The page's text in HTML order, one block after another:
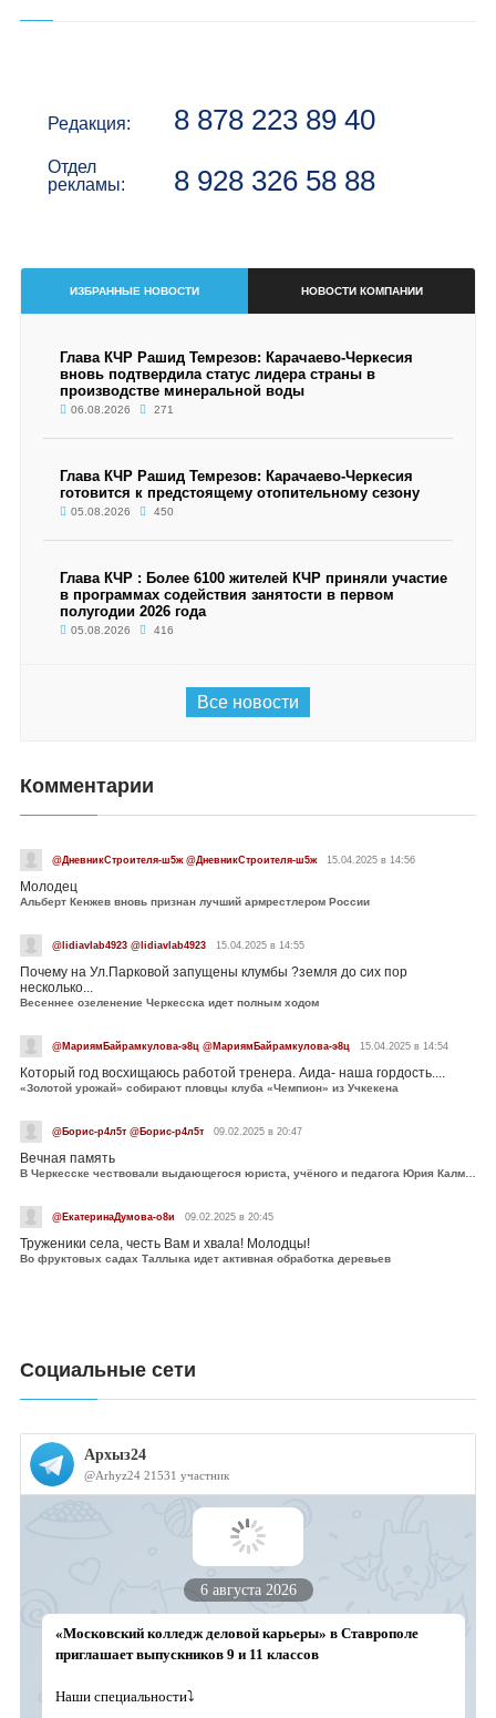
Редакция: 8 878 223 89 40
Отдел
рекламы:
8 928 326 58 88
ИЗБРАННЫЕ НОВОСТИ НОВОСТИ КОМПАНИИ
Глава КЧР Рашид Темрезов: Карачаево-Черкесия
вновь подтвердила статус лидера страны в
производстве минеральной воды
06.08.2026 271
Глава КЧР Рашид Темрезов: Карачаево-Черкесия
готовится к предстоящему отопительному сезону
05.08.2026 450
Глава КЧР : Более 6100 жителей КЧР приняли участие
в программах содействия занятости в первом
полугодии 2026 года
05.08.2026 416
Все новости
Комментарии
@ДневникСтроителя-ш5ж @ДневникСтроителя-ш5ж 15.04.2025 в 14:56
Молодец
Альберт Кенжев вновь признан лучший армрестлером России
@lidiavlab4923 @lidiavlab4923 15.04.2025 в 14:55
Почему на Ул.Парковой запущены клумбы ?земля до сих пор
несколько...
Весеннее озеленение Черкесска идет полным ходом
@МариямБайрамкулова-э8ц @МариямБайрамкулова-э8ц 15.04.2025 в 14:54
Который год восхищаюсь работой тренера. Аида- наша гордость....
«Золотой урожай» собирают пловцы клуба «Чемпион» из Учкекена
@Борис-р4л5т @Борис-р4л5т 09.02.2025 в 20:47
Вечная память
В Черкесске чествовали выдающегося юриста, учёного и педагога Юрия Калмыкова
@ЕкатеринаДумова-о8и 09.02.2025 в 20:45
Труженики села, честь Вам и хвала! Молодцы!
Во фруктовых садах Таллыка идет активная обработка деревьев
Социальные сети